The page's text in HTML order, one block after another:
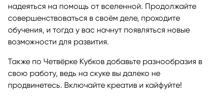
надеяться на помощь от вселенной. Продолжайте
совершенствоваться в своём деле, проходите
обучения, и тогда у вас начнут появляться новые
возможности для развития.
Также по Четвёрке Кубков добавьте разнообразия в
свою работу, ведь на скуке вы далеко не
продвинетесь. Включайте креатив и кайфуйте!